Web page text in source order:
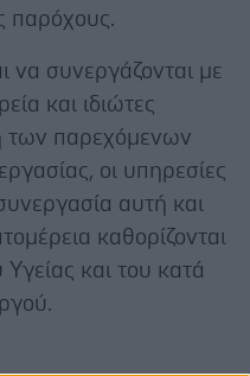
παρόχους.
να συνεργάζονται με
και ιδιώτες
των παρεχόμενων
οι υπηρεσίες
αυτή και
καθορίζονται
και του κατά